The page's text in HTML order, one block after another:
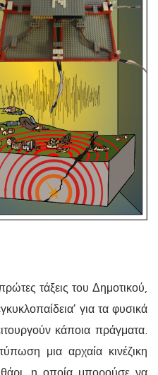
τάξεις του Δημοτικού,
για τα φυσικά
κάποια πράγματα.
μια αρχαία κινέζικη
η οποία μπορούσε να